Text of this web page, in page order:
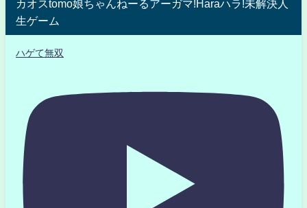
カオスtomo娘ちゃんねーるアーガマ!Haraハラ!未解決人
生ゲーム
ハゲて無双